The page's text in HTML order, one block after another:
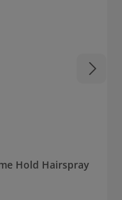
Hold Hairspray